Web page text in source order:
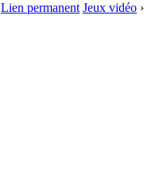
Lien permanent Jeux vidéo ›